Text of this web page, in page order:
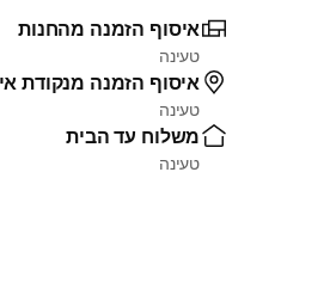
איסוף הזמנה מהחנות
טעינה
איסוף הזמנה מנקודת
טעינה
משלוח עד הבית
טעינה